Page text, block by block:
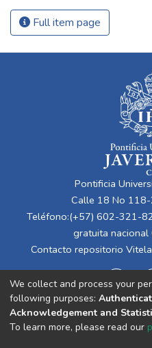
Full item page
Pontificia
Calle 18 No
Teléfono:(+57) 602-321-
gratuita
Contacto repositorio
We collect and process your
following purposes:
Acknowledgement and
To learn more, please read our